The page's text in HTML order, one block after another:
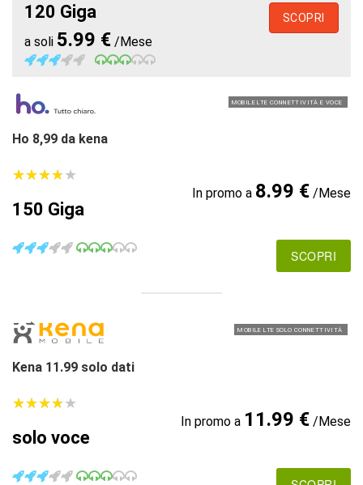
120 Giga
a soli 5.99 € /Mese
SCOPRI
MOBILE LTE CONNETTIVITÀ E VOCE
Ho 8,99 da kena
★★★★★
★★★★★
150 Giga
In promo a 8.99 €/Mese
SCOPRI
MOBILE LTE SOLO CONNETTIVITÀ
Kena 11.99 solo dati
★★★★★
★★★★★
solo voce
In promo a 11.99 €/Mese